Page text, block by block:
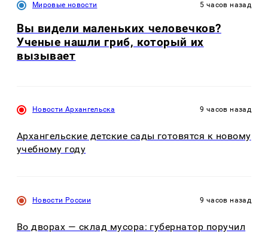
Мировые новости 5 часов назад
Вы видели маленьких человечков?
Ученые нашли гриб, который их
вызывает
Новости Архангельска 9 часов назад
Архангельские детские сады готовятся к новому
учебному году
Новости России 9 часов назад
Во дворах — склад мусора: губернатор поручил